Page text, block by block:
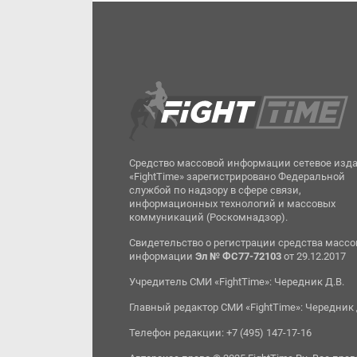
Средство массовой информации сетевое
«FightTime» зарегистрировано Федеральной
службой по надзору в сфере связи,
информационных технологий и массовых
коммуникаций (Роскомнадзор).
Свидетельство о регистрации средства
информацииЭл № ФС77-72103 от 29.12.2017
Учредитель СМИ «FightTime»: Чередник Д.В.
Главный редактор СМИ «FightTime»: Чередник
Телефон редакции: +7 (495) 147-17-16